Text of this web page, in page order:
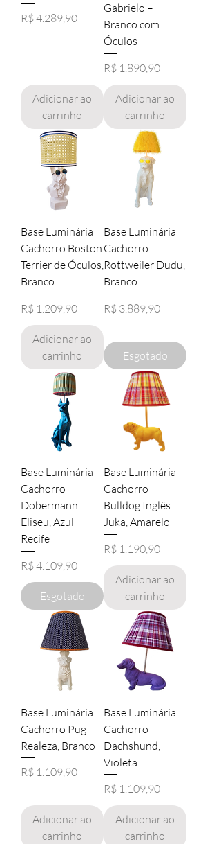
Preço
R$ 4.289,90
Adicionar ao
carrinho
Gabrielo –
Branco com
Óculos
Preço
R$ 1.890,90
Adicionar ao
carrinho
Base Luminária
Cachorro Boston
Terrier de Óculos,
Branco
Preço
R$ 1.209,90
Adicionar ao
carrinho
Base Luminária
Cachorro
Rottweiler Dudu,
Branco
Preço
R$ 3.889,90
Esgotado
Base Luminária
Cachorro
Dobermann
Eliseu, Azul
Recife
Preço
R$ 4.109,90
Esgotado
Base Luminária
Cachorro
Bulldog Inglês
Juka, Amarelo
Preço
R$ 1.190,90
Adicionar ao
carrinho
Base Luminária
Cachorro Pug
Realeza, Branco
Preço
R$ 1.109,90
Adicionar ao
carrinho
Base Luminária
Cachorro
Dachshund,
Violeta
Preço
R$ 1.109,90
Adicionar ao
carrinho